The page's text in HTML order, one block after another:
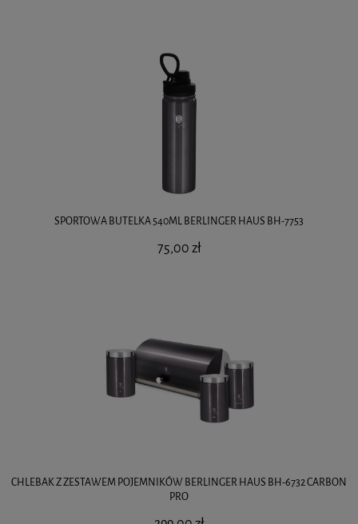
SPORTOWA BUTELKA 540ML BERLINGER HAUS BH-7753
75,00 zł
CHLEBAK Z ZESTAWEM POJEMNIKÓW BERLINGER HAUS BH-6732 CARBON
PRO